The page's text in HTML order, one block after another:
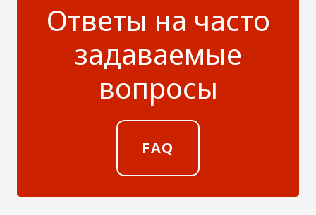
Ответы на часто
задаваемые
вопросы
FAQ